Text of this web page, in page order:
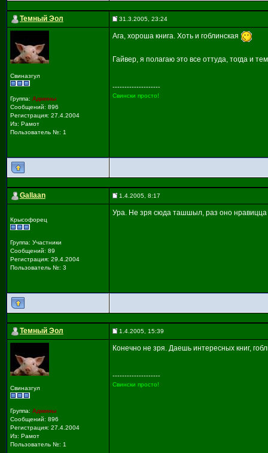
Темный Эол 31.3.2005, 23:24
Свиназгул
Группа: Админы
Сообщений: 896
Регистрация: 27.4.2004
Из: Рамот
Пользователь №: 1
Ага, хороша книга. Хоть и гоблинская
Гайвер, я полагаю это все оттуда, тогда и
--------------------
Свински просто!
Gallaan 1.4.2005, 8:17
Крысофорец
Группа: Участники
Сообщений: 89
Регистрация: 29.4.2004
Пользователь №: 3
Ура. Не зря сюда ташшыл, раз оно нравицца
Темный Эол 1.4.2005, 15:39
Свиназгул
Группа: Админы
Сообщений: 896
Регистрация: 27.4.2004
Из: Рамот
Пользователь №: 1
Конечно не зря. Даешь интересных книг,
--------------------
Свински просто!